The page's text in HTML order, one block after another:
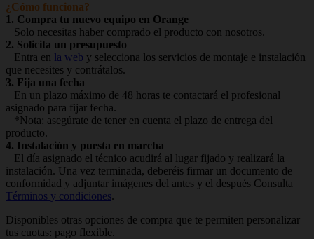
¿Cómo funciona?
1. Compra tu nuevo equipo en Orange
Solo necesitas haber comprado el producto con nosotros.
2. Solicita un presupuesto
Entra en la web y selecciona los servicios de montaje e instalación
que necesites y contrátalos.
3. Fija una fecha
En un plazo máximo de 48 horas te contactará el profesional
asignado para fijar fecha.
*Nota: asegúrate de tener en cuenta el plazo de entrega del
producto.
4. Instalación y puesta en marcha
El día asignado el técnico acudirá al lugar fijado y realizará la
instalación. Una vez terminada, deberéis firmar un documento de
conformidad y adjuntar imágenes del antes y el después Consulta
Términos y condiciones.
Disponibles otras opciones de compra que te permiten personalizar
tus cuotas: pago flexible.